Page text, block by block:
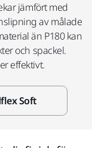
jämfört med
av målade
än P180 kan
och spackel.
effektivt.
Soft